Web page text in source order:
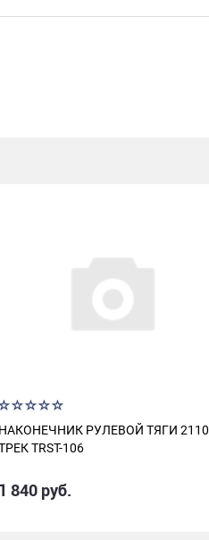
НАКОНЕЧНИК РУЛЕВОЙ ТЯГИ 2110
TRST-106
1 840 руб.